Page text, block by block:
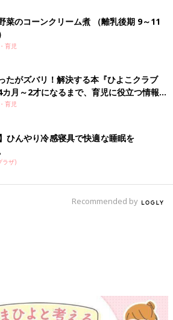
菜のコーンクリーム煮 （離乳後期 9～11
育児
たがズバリ！解決する本『ひよこクラブ
月～2才になるまで、育児に役立つ情報が
育児
】ひんやり冷感寝具で快適な睡眠を
ラザ)
Recommended by